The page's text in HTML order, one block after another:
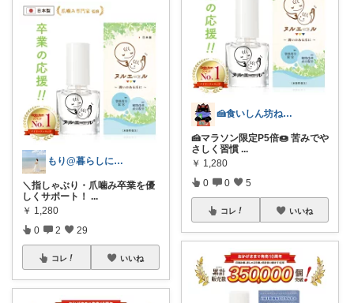
もり@暮らしに彩りを🪴💐
＼指しゃぶり・爪噛み卒業を優
しくサポート！ ...
￥ 1,280
0 2 29
コレ いいね
🍰食いしん坊ねっこ🍩毎日タロット占い
🍰マラソン限定P5倍🍩 苦みでや
さしく習慣 ...
￥ 1,280
0 0 5
コレ いいね